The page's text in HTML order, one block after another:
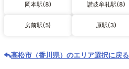
岡本駅(8) 讃岐牟礼駅(8)
房前駅(5) 原駅(3)
高松市（香川県）のエリア選択に戻る